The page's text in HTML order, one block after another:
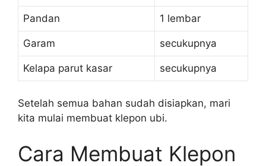
Pandan 1 lembar
Garam secukupnya
Kelapa parut kasar secukupnya
Setelah semua bahan sudah disiapkan, mari
kita mulai membuat klepon ubi.
Cara Membuat Klepon